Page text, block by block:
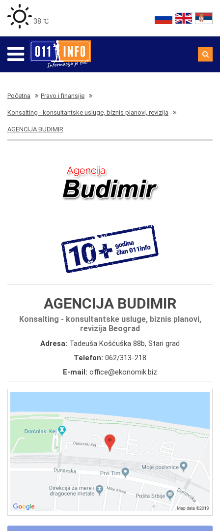
38 ℃
Početna Pravo i finansije
Konsalting - konsultantske usluge, biznis planovi, revizija
AGENCIJA BUDIMIR
AGENCIJA BUDIMIR
Konsalting - konsultantske usluge, biznis planovi,
revizija Beograd
Adresa: Tadeuša Košćuška 88b, Stari grad
Telefon: 062/313-218
E-mail: office@ekonomik.biz